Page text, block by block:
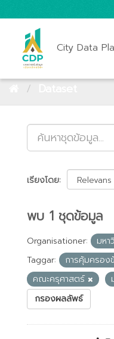
City Data
เรียงโดย
พบ 1 ชุดข้อมูล
Organisationer:
มห
Taggar:
การคุ้มครอ
คณะครุศาสตร์
กรองผลลัพธ์